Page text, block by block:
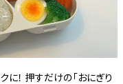
に！ 押すだけの「おにぎり